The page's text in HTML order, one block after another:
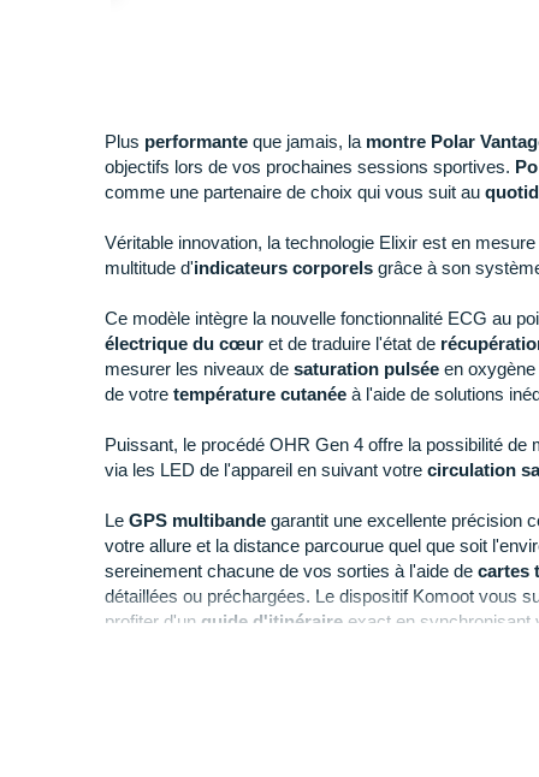
Plus performante que jamais, la montre Polar
objectifs lors de vos prochaines sessions sportives.
comme une partenaire de choix qui vous suit au
Véritable innovation, la technologie Elixir est en
multitude d'indicateurs corporels grâce à son
Ce modèle intègre la nouvelle fonctionnalité ECG au
électrique du cœur et de traduire l'état de
mesurer les niveaux de saturation pulsée en
de votre température cutanée à l'aide de solutions
Puissant, le procédé OHR Gen 4 offre la possibilité de
via les LED de l'appareil en suivant votre circulation
Le GPS multibande garantit une excellente précision
votre allure et la distance parcourue quel que soit
sereinement chacune de vos sorties à l'aide de cartes
détaillées ou préchargées. Le dispositif Komoot vous
profiter d'un guide d'itinéraire exact en synchronisant